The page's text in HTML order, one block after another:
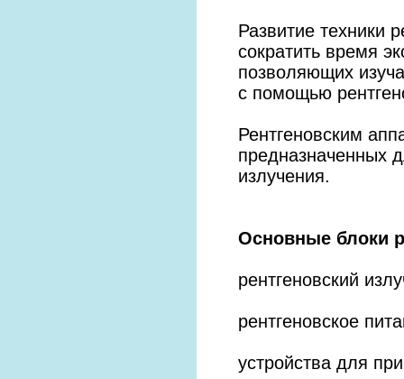
Развитие техники
сократить время
позволяющих
с помощью
Рентгеновским
предназначенных
излучения.
Основные блоки
рентгеновский
рентгеновское
устройства для